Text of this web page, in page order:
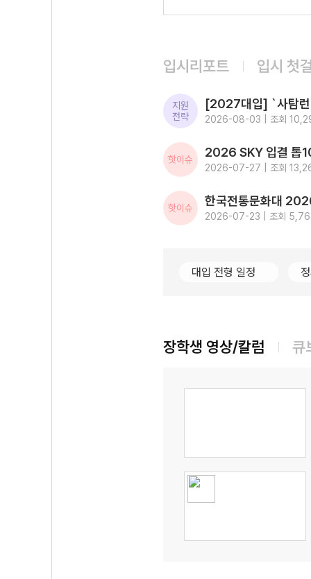
입시리포트 입시 첫
지원
전략
2026-08-03 | 조회
핫이슈
2026-07-27 | 조회
핫이슈
2026-07-23 | 조회
대입 전형 일정
장학생 영상/칼럼 큐